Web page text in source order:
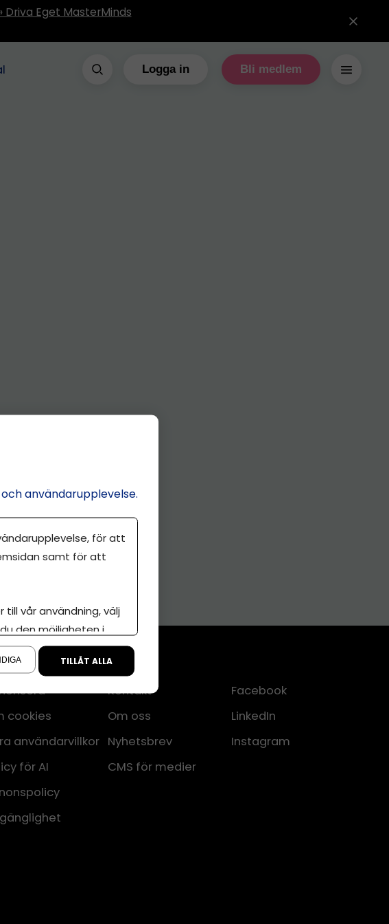
Driva Eget MasterMinds
Logga in Bli medlem
cookies
användarvillkor
för AI
Kontakt
Om oss
Nyhetsbrev
CMS för medier
Facebook
LinkedIn
Instagram
användarupplevelse.
för att
samt för att
till vår användning, välj
den möjligheten i
TILLÅT ALLA